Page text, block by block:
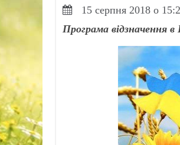
15 серпня 2018 о
Програма відзначення